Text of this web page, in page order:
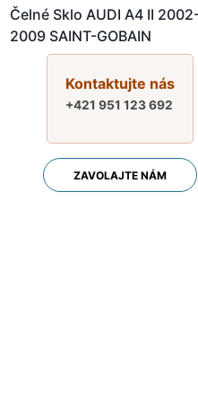
Čelné Sklo AUDI A4 II
2009 SAINT-GOBAIN
Kontaktujte nás
+421 951 123 692
ZAVOLAJTE NÁM